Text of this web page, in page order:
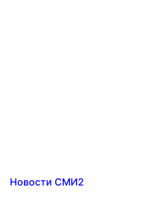
Новости СМИ2